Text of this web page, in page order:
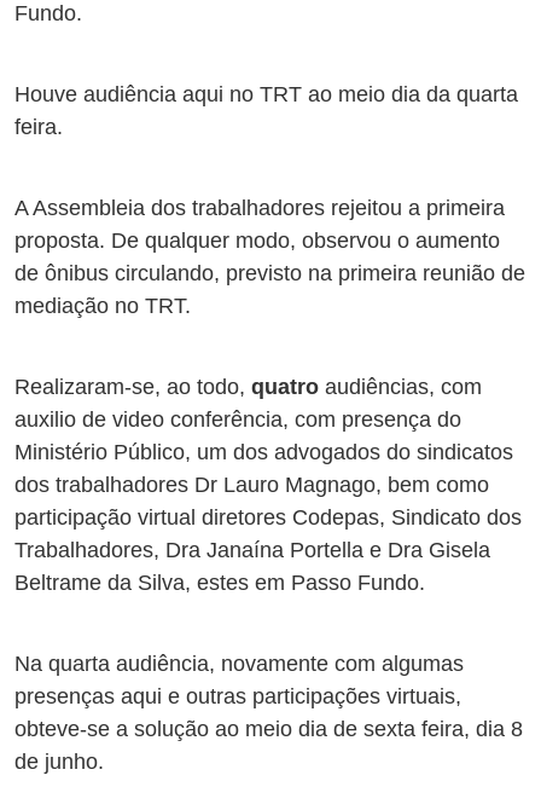
Fundo.
Houve audiência aqui no TRT ao meio dia da quarta
feira.
A Assembleia dos trabalhadores rejeitou a primeira
proposta. De qualquer modo, observou o aumento
de ônibus circulando, previsto na primeira reunião de
mediação no TRT.
Realizaram-se, ao todo, quatro audiências, com
auxilio de video conferência, com presença do
Ministério Público, um dos advogados do sindicatos
dos trabalhadores Dr Lauro Magnago, bem como
participação virtual diretores Codepas, Sindicato dos
Trabalhadores, Dra Janaína Portella e Dra Gisela
Beltrame da Silva, estes em Passo Fundo.
Na quarta audiência, novamente com algumas
presenças aqui e outras participações virtuais,
obteve-se a solução ao meio dia de sexta feira, dia 8
de junho.